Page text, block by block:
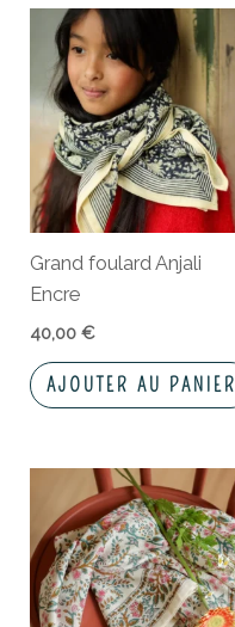
Grand foulard Anjali
Encre
40,00€
AJOUTER AU PANIER